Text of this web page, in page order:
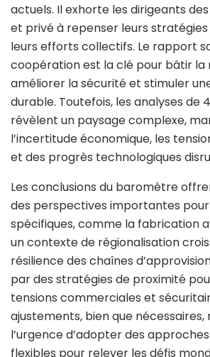
actuels. Il exhorte les dirigeants
et privé à repenser leurs
leurs efforts collectifs. Le rapport
coopération est la clé pour bâtir la
améliorer la sécurité et stimuler
durable. Toutefois, les analyses de
révèlent un paysage complexe,
l’incertitude économique, les
et des progrès technologiques
Les conclusions du baromètre
des perspectives importantes
spécifiques, comme la fabrication
un contexte de régionalisation
résilience des chaînes
par des stratégies de proximité
tensions commerciales et
ajustements, bien que
l’urgence d’adopter des
flexibles pour relever les défis